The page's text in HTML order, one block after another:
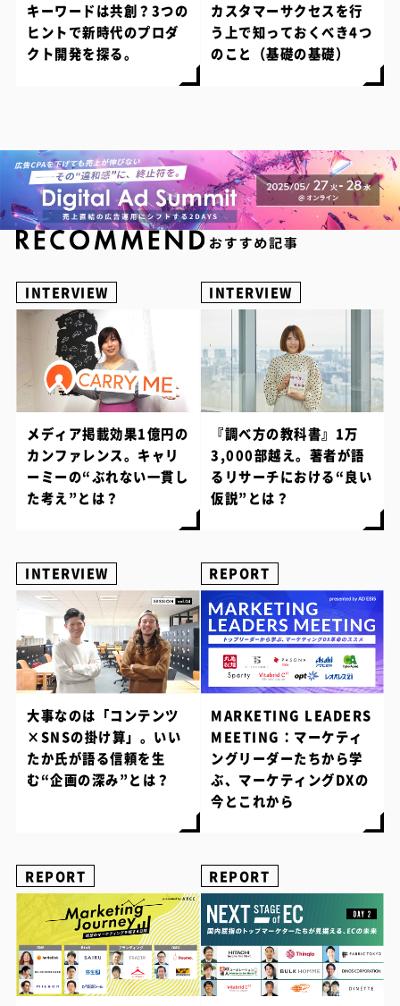
キーワードは共創？3つの
ヒントで新時代のプロダ
クト開発を探る。
カスタマーサクセスを行
う上で知っておくべき4つ
のこと（基礎の基礎）
INTERVIEW
メディア掲載効果1億円の
カンファレンス。キャリ
ーミーの“ぶれない一貫し
た考え”とは？
INTERVIEW
『調べ方の教科書』1万
3,000部越え。著者が語
るリサーチにおける“良い
仮説”とは？
INTERVIEW
大事なのは「コンテンツ
×SNSの掛け算」。いい
たか氏が語る信頼を生
む“企画の深み”とは？
REPORT
MARKETING LEADERS
MEETING：マーケティ
ングリーダーたちから学
ぶ、マーケティングDXの
今とこれから
REPORT REPORT